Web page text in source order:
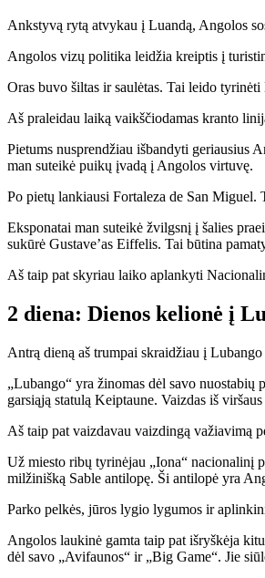
Ankstyvą rytą atvykau į Luandą, Angolos
Angolos vizų politika leidžia kreiptis į
Oras buvo šiltas ir saulėtas. Tai leido
Aš praleidau laiką vaikščiodamas kranto
Pietums nusprendžiau išbandyti geriausius
man suteikė puikų įvadą į Angolos virtuvę.
Po pietų lankiausi Fortaleza de San Miguel.
Eksponatai man suteikė žvilgsnį į šalies
sukūrė Gustave’as Eiffelis. Tai būtina
Aš taip pat skyriau laiko aplankyti
2 diena: Dienos kelionė į
Antrą dieną aš trumpai skraidžiau į
„Lubango“ yra žinomas dėl savo
garsiąją statulą Keiptaune. Vaizdas iš
Aš taip pat vaizdavau vaizdingą važiavimą
Už miesto ribų tyrinėjau „Iona“ nacionalinį
milžinišką Sable antilopę. Ši antilopė yra
Parko pelkės, jūros lygio lygumos ir
Angolos laukinė gamta taip pat išryškėja
dėl savo „Avifaunos“ ir „Big Game“. Jie